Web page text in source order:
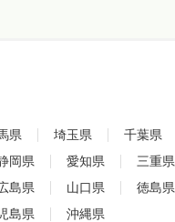
県 埼玉県
千葉県
岡県 愛知県
三重県
島県 山口県
徳島県
島県 沖縄県